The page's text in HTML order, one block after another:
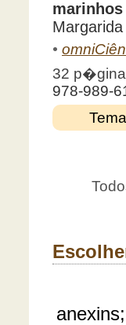
•
32
978-989-